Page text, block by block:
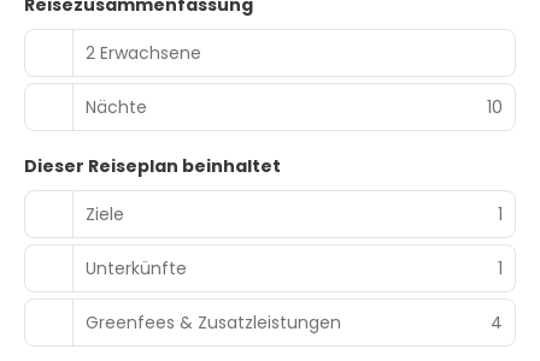
Reisezusammenfassung
2 Erwachsene
Nächte 10
Dieser Reiseplan beinhaltet
Ziele
1
Unterkünfte 1
Greenfees & Zusatzleistungen 4